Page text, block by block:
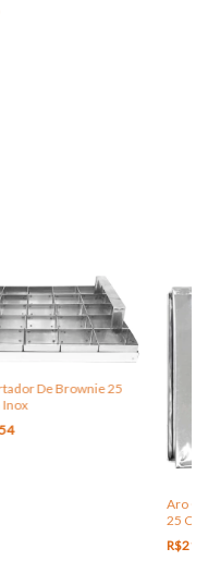
De Brownie 25
Inox
Aro
25